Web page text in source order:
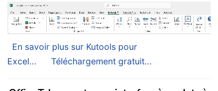
En savoir plus sur Kutools pour
Excel...
Téléchargement gratuit...